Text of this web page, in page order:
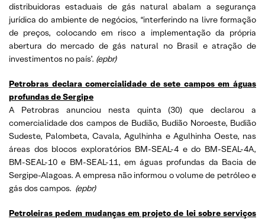
distribuidoras estaduais de gás natural abalam a segurança
jurídica do ambiente de negócios, “interferindo na livre formação
de preços, colocando em risco a implementação da própria
abertura do mercado de gás natural no Brasil e atração de
investimentos no país’. (epbr)
Petrobras declara comercialidade de sete campos em águas
profundas de Sergipe
A Petrobras anunciou nesta quinta (30) que declarou a
comercialidade dos campos de Budião, Budião Noroeste, Budião
Sudeste, Palombeta, Cavala, Agulhinha e Agulhinha Oeste, nas
áreas dos blocos exploratórios BM-SEAL-4 e do BM-SEAL-4A,
BM-SEAL-10 e BM-SEAL-11, em águas profundas da Bacia de
Sergipe-Alagoas. A empresa não informou o volume de petróleo e
gás dos campos. (epbr)
Petroleiras pedem mudanças em projeto de lei sobre serviços